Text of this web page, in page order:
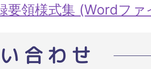
要領様式集 (Wordフ
合わせ